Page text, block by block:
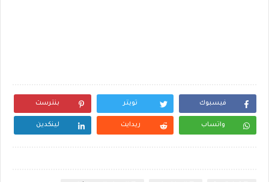
فيسبوك تويتر بنترست
واتساب ريدايت لينكدين